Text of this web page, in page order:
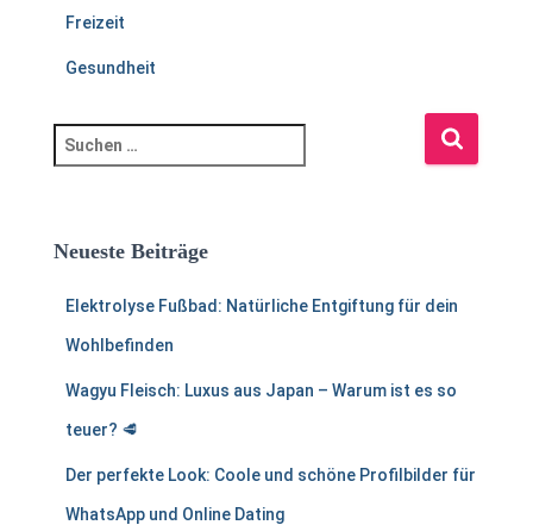
Freizeit
Gesundheit
u
e
Neueste Beiträge
Elektrolyse Fußbad: Natürliche Entgiftung für dein
Wohlbefinden
Wagyu Fleisch: Luxus aus Japan – Warum ist es so
teuer? 🥩
Der perfekte Look: Coole und schöne Profilbilder für
WhatsApp und Online Dating